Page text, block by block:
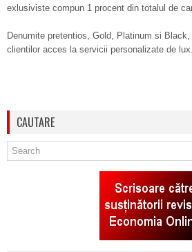
exlusiviste compun 1 procent din totalul de
Denumite pretentios, Gold, Platinum si
clientilor acces la servicii personalizate de lux.
CAUTARE